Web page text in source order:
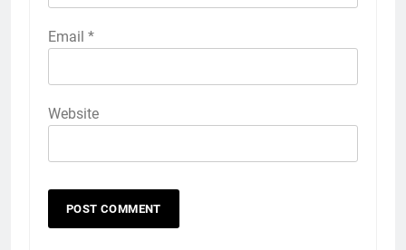
Email *
Website